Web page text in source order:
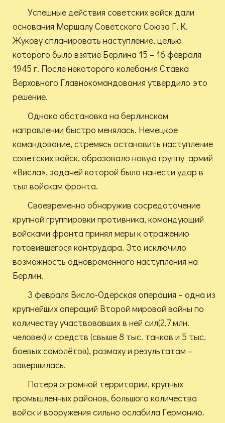
Успешные действия советских войск дали
основания Маршалу Советского Союза Г. К.
Жукову спланировать наступление, целью
которого было взятие Берлина 15 – 16 февраля
1945 г. После некоторого колебания Ставка
Верховного Главнокомандования утвердило это
решение.
Однако обстановка на берлинском
направлении быстро менялась. Немецкое
командование, стремясь остановить наступление
советских войск, образовало новую группу армий
«Висла», задачей которой было нанести удар в
тыл войскам фронта.
Своевременно обнаружив сосредоточение
крупной группировки противника, командующий
войсками фронта принял меры к отражению
готовившегося контрудара. Это исключило
возможность одновременного наступления на
Берлин.
3 февраля Висло-Одерская операция – одна из
крупнейших операций Второй мировой войны по
количеству участвовавших в ней сил(2,7 млн.
человек) и средств (свыше 8 тыс. танков и 5 тыс.
боевых самолётов), размаху и результатам –
завершилась.
Потеря огромной территории, крупных
промышленных районов, большого количества
войск и вооружения сильно ослабила Германию.